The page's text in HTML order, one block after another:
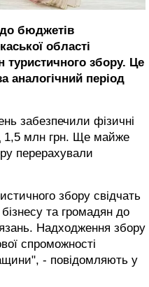
бюджетів
області
збору. Це
аналогічний період
забезпечили фізичні
1,5 млн грн. Ще майже
перерахували
збору свідчать
та громадян до
Надходження збору
спроможності
- повідомляють у